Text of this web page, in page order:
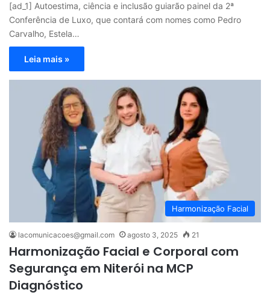
[ad_1] Autoestima, ciência e inclusão guiarão painel da 2ª
Conferência de Luxo, que contará com nomes como Pedro
Carvalho, Estela…
Leia mais »
Harmonização Facial
lacomunicacoes@gmail.com agosto 3, 2025 21
Harmonização Facial e Corporal com
Segurança em Niterói na MCP
Diagnóstico